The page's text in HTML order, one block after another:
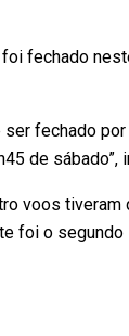
fechado
fechado
de sábado”,
voos
foi o